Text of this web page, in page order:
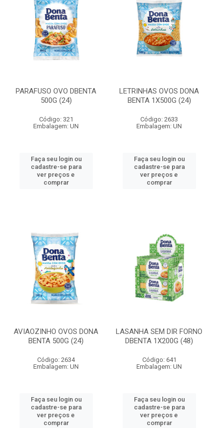
PARAFUSO OVO DBENTA
500G (24)
Código: 321
Embalagem: UN
Faça seu login ou
cadastre-se para
ver preços e
comprar
LETRINHAS OVOS DONA
BENTA 1X500G (24)
Código: 2633
Embalagem: UN
Faça seu login ou
cadastre-se para
ver preços e
comprar
AVIAOZINHO OVOS DONA
BENTA 500G (24)
Código: 2634
Embalagem: UN
Faça seu login ou
cadastre-se para
ver preços e
comprar
LASANHA SEM DIR FORNO
DBENTA 1X200G (48)
Código: 641
Embalagem: UN
Faça seu login ou
cadastre-se para
ver preços e
comprar